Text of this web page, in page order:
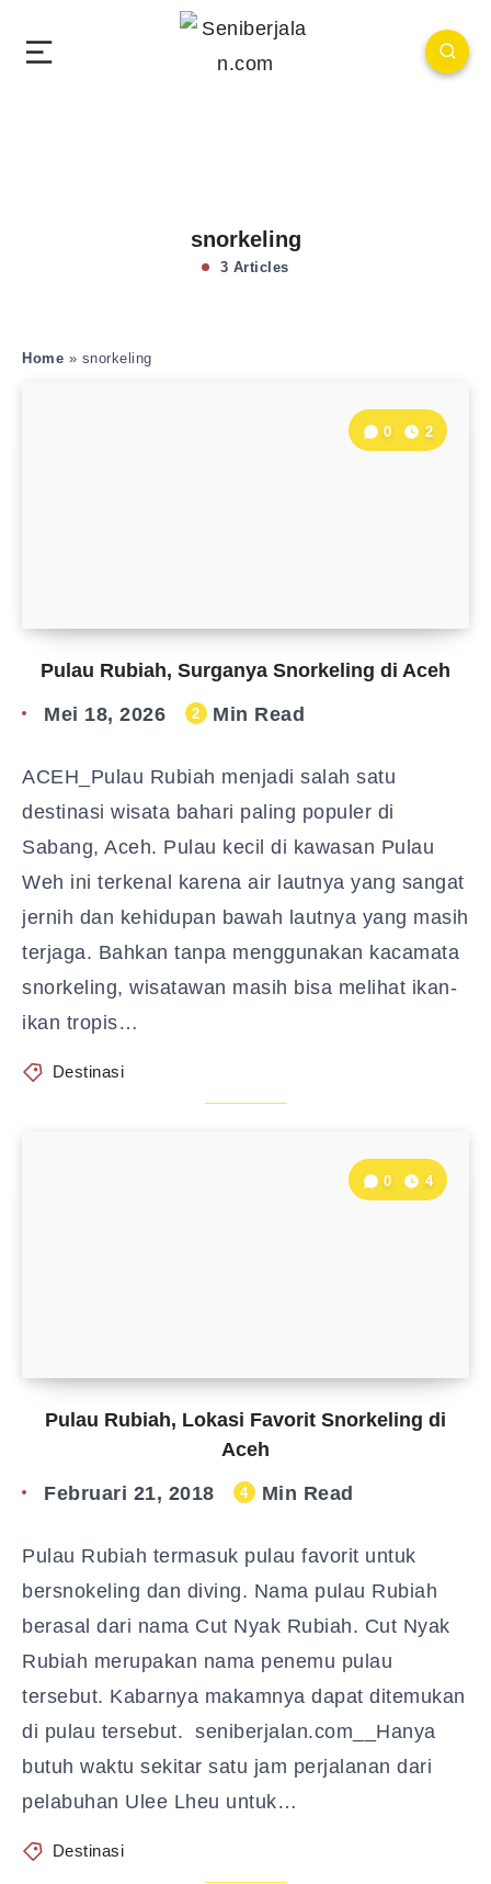
snorkeling
3 Articles
Home » snorkeling
Pulau Rubiah, Surganya Snorkeling di Aceh
0 2
Mei 18, 2026 2 Min Read
ACEH_Pulau Rubiah menjadi salah satu
destinasi wisata bahari paling populer di
Sabang, Aceh. Pulau kecil di kawasan Pulau
Weh ini terkenal karena air lautnya yang sangat
jernih dan kehidupan bawah lautnya yang masih
terjaga. Bahkan tanpa menggunakan kacamata
snorkeling, wisatawan masih bisa melihat ikan-
ikan tropis…
Destinasi
Pulau Rubiah, Lokasi Favorit Snorkeling di
Aceh
0 4
Februari 21, 2018 4 Min Read
Pulau Rubiah termasuk pulau favorit untuk
bersnokeling dan diving. Nama pulau Rubiah
berasal dari nama Cut Nyak Rubiah. Cut Nyak
Rubiah merupakan nama penemu pulau
tersebut. Kabarnya makamnya dapat ditemukan
di pulau tersebut. seniberjalan.com__Hanya
butuh waktu sekitar satu jam perjalanan dari
pelabuhan Ulee Lheu untuk…
Destinasi